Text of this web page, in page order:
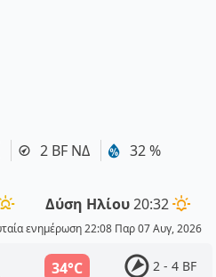
2 BF ΝΔ 32 %
Δύση Ηλίου20:32
ενημέρωση 22:08 Παρ 07 Αυγ, 2026
34°C
2 - 4 BF